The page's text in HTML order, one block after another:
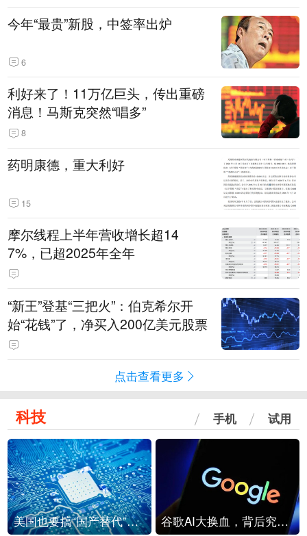
今年“最贵”新股，中签率出炉
6
利好来了！11万亿巨头，传出重磅
消息！马斯克突然“唱多”
8
药明康德，重大利好
15
摩尔线程上半年营收增长超14
7%，已超2025年全年
“新王”登基“三把火”：伯克希尔开
始“花钱”了，净买入200亿美元股票
点击查看更多
科技 手机 试用
美国也要搞“国产替代”？先算清三笔账 谷歌AI大换血，背后究竟发生了什么？